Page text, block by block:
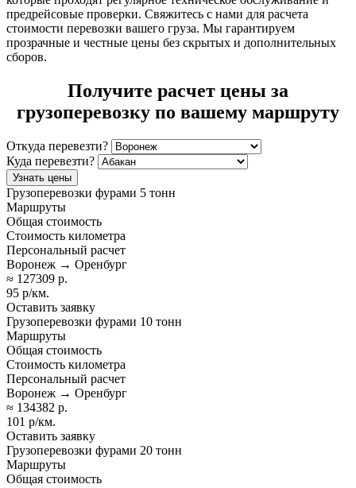
предрейсовые проверки. Свяжитесь с нами для расчета
стоимости перевозки вашего груза. Мы гарантируем
прозрачные и честные цены без скрытых и дополнительных
сборов.
Получите расчет цены за
грузоперевозку по вашему маршруту
Откуда перевезти?
Куда перевезти?
Узнать цены
Грузоперевозки фурами 5 тонн
Маршруты
Общая стоимость
Стоимость километра
Персональный расчет
Воронеж → Оренбург
≈ 127309 р.
95 р/км.
Оставить заявку
Грузоперевозки фурами 10 тонн
Маршруты
Общая стоимость
Стоимость километра
Персональный расчет
Воронеж → Оренбург
≈ 134382 р.
101 р/км.
Оставить заявку
Грузоперевозки фурами 20 тонн
Маршруты
Общая стоимость